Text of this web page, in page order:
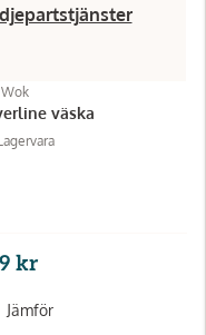
väska
kr
Jämför